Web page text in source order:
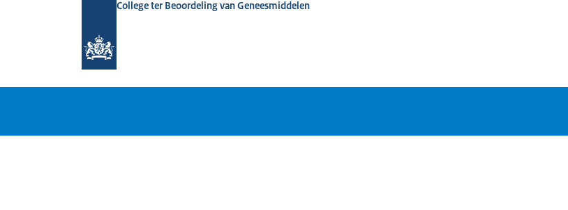
College ter Beoordeling van Geneesmiddelen